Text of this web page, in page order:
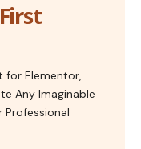
for Elementor,
Any Imaginable